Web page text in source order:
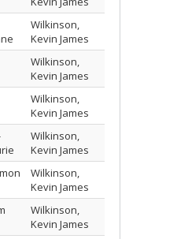
Wilkinson,
Kevin James
Wilkinson,
Kevin James
Wilkinson,
Kevin James
Wilkinson,
Kevin James
Wilkinson,
Kevin James
Wilkinson,
Kevin James